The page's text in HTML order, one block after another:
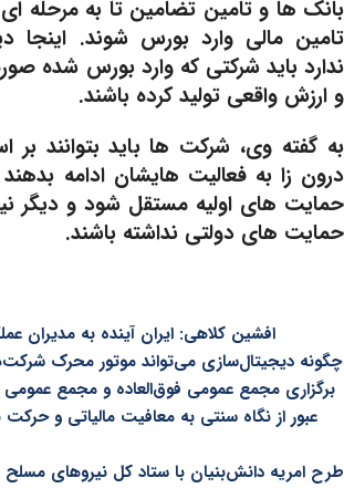
بانک ها و تامین تضامین تا به مرحله
تامین مالی وارد بورس شوند. اینجا
ندارد باید شرکتی که وارد بورس شده
و ارزش واقعی تولید کرده باشند.
به گفته وی، شرکت ها باید بتوانند
درون زا به فعالیت هایشان ادامه
حمایت های اولیه مستقل شود و دیگر
حمایت های دولتی نداشته باشند.
افشین کلاهی: ایران آینده به مدیران
چگونه دیجیتال‌سازی می‌تواند موتور محرک
برگزاری مجمع عمومی فوق‌العاده و مجمع عمومی
عبور از نگاه سنتی به معافیت مالیاتی و
طرح امریه دانش‌بنیان با ستاد کل نیروهای مسلح تا سال ۱۴۰۶